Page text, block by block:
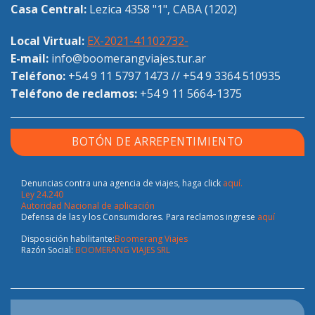
Casa Central: Lezica 4358 "1", CABA (1202)
Local Virtual: EX-2021-41102732-
E-mail: info@boomerangviajes.tur.ar
Teléfono: +54 9 11 5797 1473 // +54 9 3364 510935
Teléfono de reclamos: +54 9 11 5664-1375
BOTÓN DE ARREPENTIMIENTO
Denuncias contra una agencia de viajes, haga click aquí.
Ley 24.240
Autoridad Nacional de aplicación
Defensa de las y los Consumidores. Para reclamos ingrese aquí
Disposición habilitante:Boomerang Viajes
Razón Social: BOOMERANG VIAJES SRL